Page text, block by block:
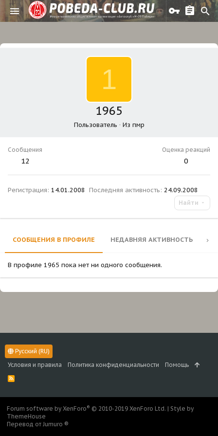
1
1965
Пользователь · Из пмр
Сообщения
12
Оценка реакций
0
Регистрация 14.01.2008 Последняя активность 24.09.2008
Найти
СООБЩЕНИЯ В ПРОФИЛЕ НЕДАВНЯЯ АКТИВНОСТЬ
В профиле 1965 пока нет ни одного сообщения.
Русский (RU)
Условия и правила
Политика конфиденциальности Помощь
R
S
Forum software by XenForo® © 2010-2019 XenForo Ltd. | Style by
ThemeHouse
Перевод от Jumuro ®